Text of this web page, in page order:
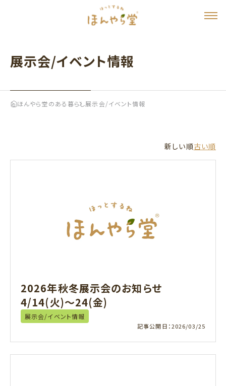
展示会/イベント情報
ほんやら堂のある暮らし展示会/イベント情報
新しい順古い順
2026年秋冬展示会のお知らせ
4/14(火)～24(金)
展示会/イベント情報
記事公開日：2026/03/25